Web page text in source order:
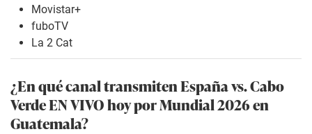
Movistar+
fuboTV
La 2 Cat
¿En qué canal transmiten España vs. Cabo
Verde EN VIVO hoy por Mundial 2026 en
Guatemala?